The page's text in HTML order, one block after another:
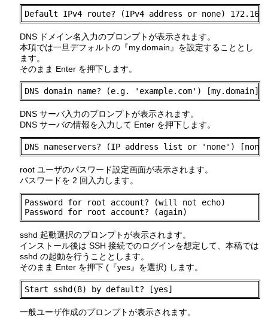
Default IPv4 route? (IPv4 address or none)
DNS ドメイン名入力のプロンプトが表示されます。
本項では一旦デフォルトの『my.domain』を設定することとし
ます。
そのまま Enter を押下します。
DNS domain name? (e.g. 'example.com') [my.domain]
DNS サーバ入力のプロンプトが表示されます。
DNS サーバの情報を入力して Enter を押下します。
DNS nameservers? (IP address list or 'none')
root ユーザのパスワード設定画面が表示されます。
パスワードを 2 回入力します。
Password for root account? (will not echo)
Password for root account? (again)
sshd 起動選択のプロンプトが表示されます。
インストール後は SSH 接続でのログインを想定して、本稿では
sshd の起動を行うこととします。
そのまま Enter を押下 (『yes』を選択) します。
Start sshd(8) by default? [yes]
一般ユーザ作成のプロンプトが表示されます。